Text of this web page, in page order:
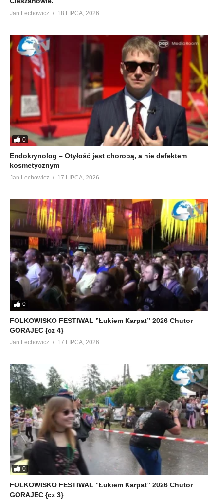
Jan Lechowicz 18 LIPCA, 2026
0
Endokrynolog – Otyłość jest chorobą, a nie defektem
kosmetycznym
Jan Lechowicz 17 LIPCA, 2026
0
FOLKOWISKO FESTIWAL ”Łukiem Karpat” 2026 Chutor
GORAJEC {cz 4}
Jan Lechowicz 17 LIPCA, 2026
0
FOLKOWISKO FESTIWAL ”Łukiem Karpat” 2026 Chutor
GORAJEC {cz 3}